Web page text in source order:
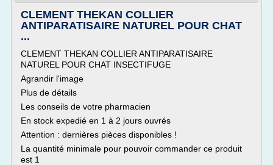
CLEMENT THEKAN COLLIER
ANTIPARATISAIRE NATUREL POUR CHAT
...
CLEMENT THEKAN COLLIER ANTIPARATISAIRE
NATUREL POUR CHAT INSECTIFUGE
Agrandir l'image
Plus de détails
Les conseils de votre pharmacien
En stock expedié en 1 à 2 jours ouvrés
Attention : dernières pièces disponibles !
La quantité minimale pour pouvoir commander ce produit
est 1